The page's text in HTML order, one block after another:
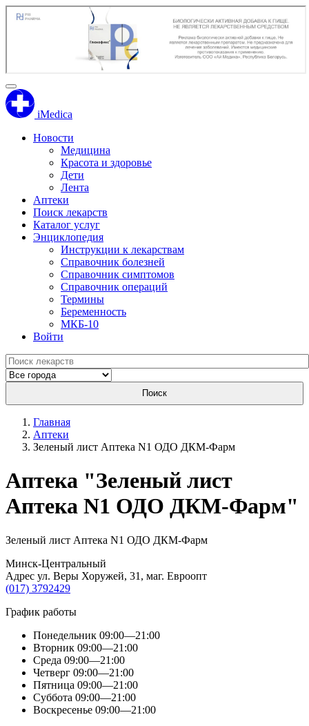
iMedica
Новости
Медицина
Красота и здоровье
Дети
Лента
Аптеки
Поиск лекарств
Каталог услуг
Энциклопедия
Инструкции к лекарствам
Справочник болезней
Справочник симптомов
Справочник операций
Термины
Беременность
МКБ-10
Войти
Поиск
Главная
Аптеки
Зеленый лист Аптека N1 ОДО ДКМ-Фарм
Aптека "Зеленый лист
Аптека N1 ОДО ДКМ-Фарм"
Зеленый лист Аптека N1 ОДО ДКМ-Фарм
Минск-Центральный
Адрес ул. Веры Хоружей, 31, маг. Евроопт
(017) 3792429
График работы
Понедельник 09:00—21:00
Вторник 09:00—21:00
Среда 09:00—21:00
Четверг 09:00—21:00
Пятница 09:00—21:00
Суббота 09:00—21:00
Воскресенье 09:00—21:00